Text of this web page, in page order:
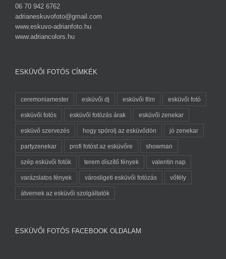
06 70 942 6762
adrianeskuvofoto@gmail.com
www.eskuvo-adrianfoto.hu
www.adriancolors.hu
ESKÜVŐI FOTÓS CÍMKÉK
ceremoniamester esküvői dj esküvői film esküvői fotó
esküvői fotós esküvői fotózás árak esküvői zenekar
esküvő szervezés hogy spórolj az esküvődön jó zenekar
partyzenekar profi fotóst az esküvőre showman
szép esküvői fotók terem díszítő fények valentin nap
varázslatos fények városligeti esküvői fotózás vőfély
átvernek az esküvői szolgáltatók
ESKÜVŐI FOTÓS FACEBOOK OLDALAM